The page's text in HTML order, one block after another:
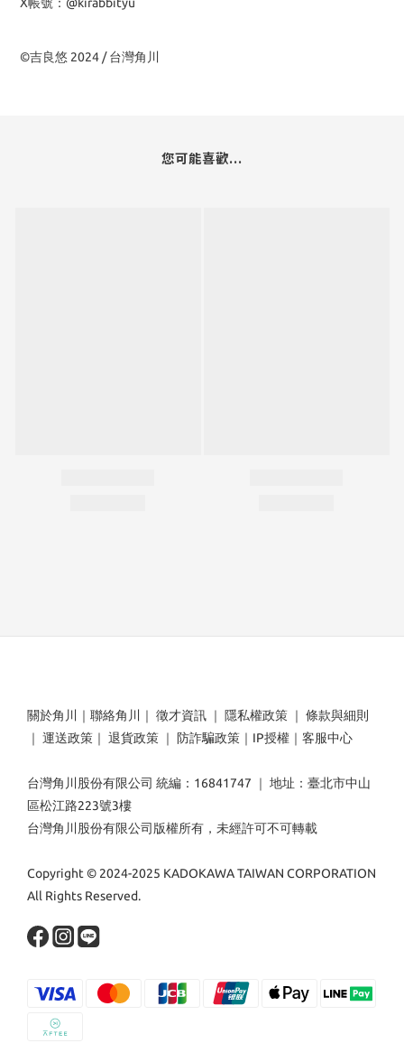
©吉良悠 2024 / 台灣角川
您可能喜歡...
關於角川 ｜ 聯絡角川 ｜ 徵才資訊 ｜ 隱私權政策 ｜ 條款與細則
｜ 運送政策 ｜ 退貨政策 ｜ 防詐騙政策 ｜ IP授權 ｜ 客服中心
台灣角川股份有限公司 統編：16841747 ｜ 地址：臺北市中山
區松江路223號3樓
台灣角川股份有限公司版權所有，未經許可不可轉載
Copyright © 2024-2025 KADOKAWA TAIWAN CORPORATION
All Rights Reserved.